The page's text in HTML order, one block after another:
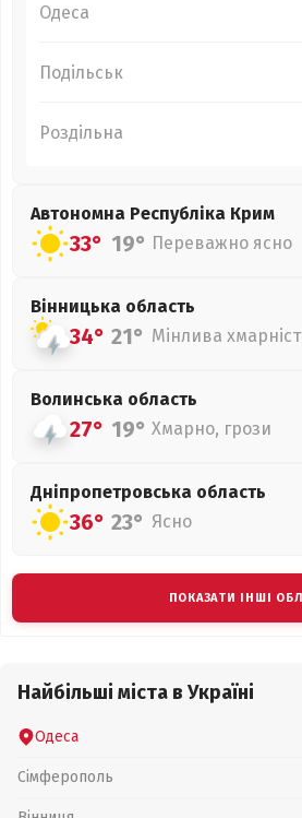
Одеса
Подільськ
Роздільна
Автономна Республіка Крим
33° 19° Переважно ясно
Вінницька область
34° 21° Мінлива
Волинська область
27° 19° Хмарно, грози
Дніпропетровська область
36° 23° Ясно
ПОКАЗАТИ ІНШІ
Найбільші міста в Україні
Одеса
Сімферополь